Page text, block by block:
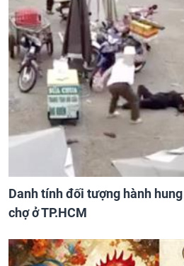
Danh tính đối tượng hành
chợ ở TP.HCM